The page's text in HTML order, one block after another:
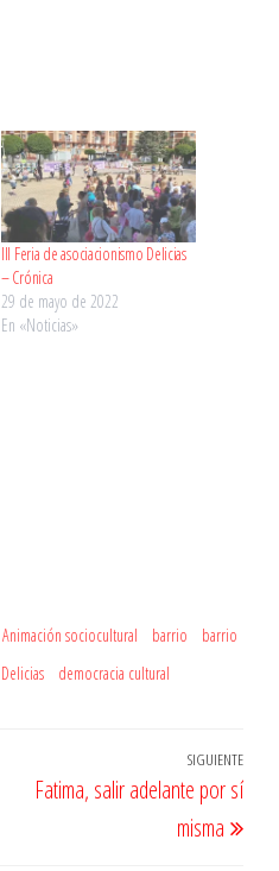
III Feria de asociacionismo Delicias
– Crónica
29 de mayo de 2022
En «Noticias»
Animación sociocultural barrio
barrio
Delicias
democracia cultural
SIGUIENTE
Fatima, salir adelante por sí
misma